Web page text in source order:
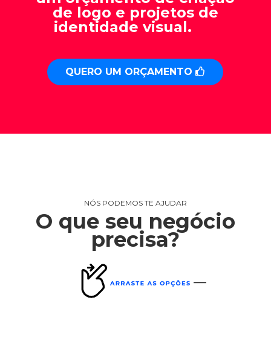
de logo e projetos de
identidade visual.
QUERO UM ORÇAMENTO
NÓS PODEMOS TE AJUDAR
O que seu negócio
precisa?